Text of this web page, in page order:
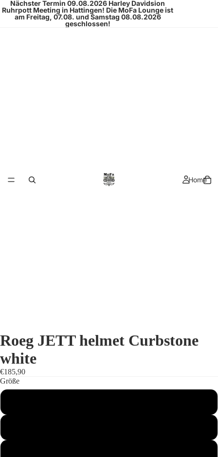
Nächster Termin 09.08.2026 Harley Davidsion
Ruhrpott Meeting in Hattingen! Die MoFa Lounge ist
am Freitag, 07.08. und Samstag 08.08.2026
geschlossen!
Home
Roeg JETT helmet Curbstone
white
€185,90
Größe